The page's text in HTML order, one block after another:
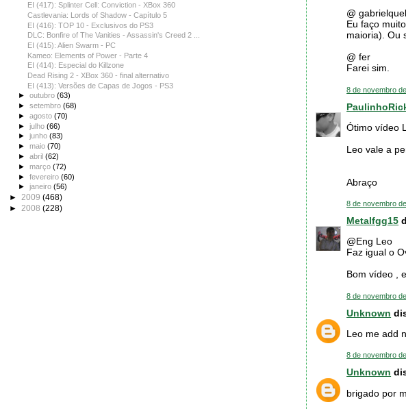
@
Eu faço
maioria). Ou
@ fer
Farei sim.
8 de novembro
Ótimo vídeo
Leo vale a
Abraço
8 de novembro
Metalfgg15
@Eng Leo
Faz igual o
Bom vídeo ,
8 de novembro
Unknown
Leo me add
8 de novembro
Unknown
brigado por
EI (417): Splinter Cell: Conviction - XBox 360
Castlevania: Lords of Shadow - Capítulo 5
EI (416): TOP 10 - Exclusivos do PS3
DLC: Bonfire of The Vanities - Assassin's Creed 2 ...
EI (415): Alien Swarm - PC
Kameo: Elements of Power - Parte 4
EI (414): Especial do Killzone
Dead Rising 2 - XBox 360 - final alternativo
EI (413): Versões de Capas de Jogos - PS3
►outubro(63)
►setembro(68)
►agosto(70)
►julho(66)
►junho(83)
►maio(70)
►abril(62)
►março(72)
►fevereiro(60)
►janeiro(56)
► 2009 (468)
► 2008 (228)